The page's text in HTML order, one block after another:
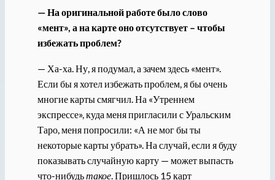
— На оригинальной работе было слово
«мент», а на карте оно отсутствует – чтобы
избежать проблем?
— Ха-ха. Ну, я подумал, а зачем здесь «мент».
Если бы я хотел избежать проблем, я бы очень
многие карты смягчил. На «Утреннем
экспрессе», куда меня пригласили с Уральским
Таро, меня попросили: «А не мог бы ты
некоторые карты убрать». На случай, если я буду
показывать случайную карту — может выпасть
что-нибудь такое. Пришлось 15 карт